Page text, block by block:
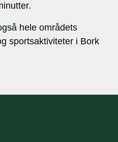
hele områdets
sportsaktiviteter i Bork